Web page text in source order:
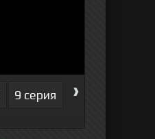
9 серия 10 серия
›